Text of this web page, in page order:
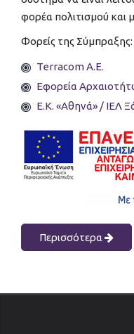
φορέα πολιτισμού και
Φορείς της Σύμπραξης:
Terracom A.E.
Εφορεία
E.K. «Αθηνά» / ΙΕΛ
Περισσότερα